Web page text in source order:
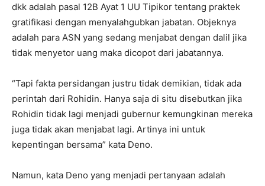
dkk adalah pasal 12B Ayat 1 UU Tipikor tentang praktek
gratifikasi dengan menyalahgubkan jabatan. Objeknya
adalah para ASN yang sedang menjabat dengan dalil jika
tidak menyetor uang maka dicopot dari jabatannya.
“Tapi fakta persidangan justru tidak demikian, tidak ada
perintah dari Rohidin. Hanya saja di situ disebutkan jika
Rohidin tidak lagi menjadi gubernur kemungkinan mereka
juga tidak akan menjabat lagi. Artinya ini untuk
kepentingan bersama” kata Deno.
Namun, kata Deno yang menjadi pertanyaan adalah